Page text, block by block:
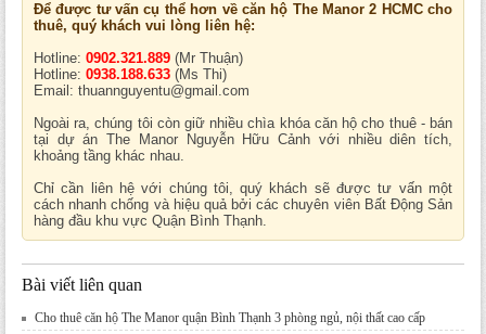
Để được tư vấn cụ thể hơn về căn hộ The Manor 2 HCMC cho
thuê, quý khách vui lòng liên hệ:
Hotline: 0902.321.889 (Mr Thuận)
Hotline: 0938.188.633 (Ms Thi)
Email: thuannguyentu@gmail.com
Ngoài ra, chúng tôi còn giữ nhiều chìa khóa căn hộ cho thuê - bán
tại dự án The Manor Nguyễn Hữu Cảnh với nhiều diên tích,
khoảng tầng khác nhau.
Chỉ cần liên hệ với chúng tôi, quý khách sẽ được tư vấn một
cách nhanh chống và hiệu quả bởi các chuyên viên Bất Động Sản
hàng đầu khu vực Quận Bình Thạnh.
Bài viết liên quan
Cho thuê căn hộ The Manor quận Bình Thạnh 3 phòng ngủ, nội thất cao cấp